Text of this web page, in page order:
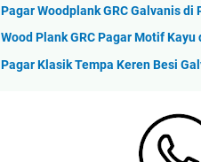
Pagar Woodplank GRC Galvanis
Wood Plank GRC Pagar Motif
Pagar Klasik Tempa Keren Besi